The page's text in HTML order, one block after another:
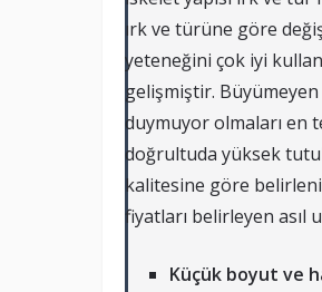
ırk ve türüne göre
yeteneğini çok iyi
gelişmiştir.
duymuyor olmaları en
doğrultuda yüksek
kalitesine göre
fiyatları belirleyen asıl
Küçük boyut ve